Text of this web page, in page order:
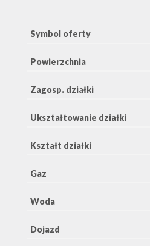
Symbol oferty
Powierzchnia
Zagosp. działki
Ukształtowanie działki
Kształt działki
Gaz
Woda
Dojazd